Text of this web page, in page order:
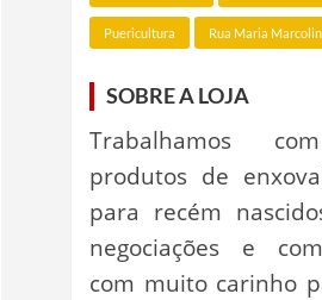
Puericultura Rua Maria
SOBRE A LOJA
Trabalhamos
produtos de
para recém
negociações e
com muito carinho